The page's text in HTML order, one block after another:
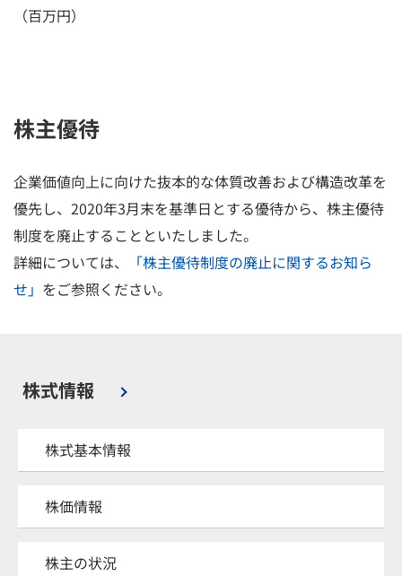
（百万円）
株主優待
企業価値向上に向けた抜本的な体質改善および構造改革を
優先し、2020年3月末を基準日とする優待から、株主優待
制度を廃止することといたしました。
詳細については、
「株主優待制度の廃止に関するお知ら
せ」 をご参照ください。
株式情報
株式基本情報
株価情報
株主の状況